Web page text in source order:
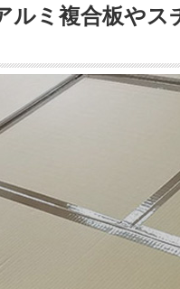
ルミ複合板やス